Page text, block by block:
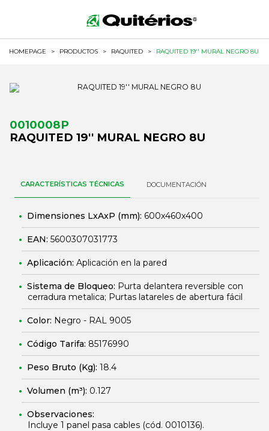
HOMEPAGE > PRODUCTOS > RAQUITED > RAQUITED 19'' MURAL NEGRO 8U
0010008P
RAQUITED 19'' MURAL NEGRO 8U
CARACTERÍSTICAS TÉCNICAS DOCUMENTACIÓN
Dimensiones LxAxP (mm): 600x460x400
EAN: 5600307031773
Aplicación: Aplicación en la pared
Sistema de Bloqueo: Purta delantera reversible con
cerradura metalica; Purtas latareles de abertura fácil
Color: Negro - RAL 9005
Código Tarifa: 85176990
Peso Bruto (Kg): 18.4
Volumen (m³): 0.127
Observaciones:
Incluye 1 panel pasa cables (cód. 0010136).